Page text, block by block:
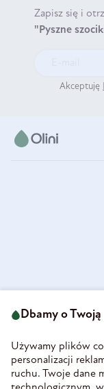
Zapisz się i
"Pyszne
Akceptuję
58-160 Świebodzice
REGON 890213034
INFORMACJE
Dbamy o
Używamy plików
personalizacji
ruchu. Twoje dane